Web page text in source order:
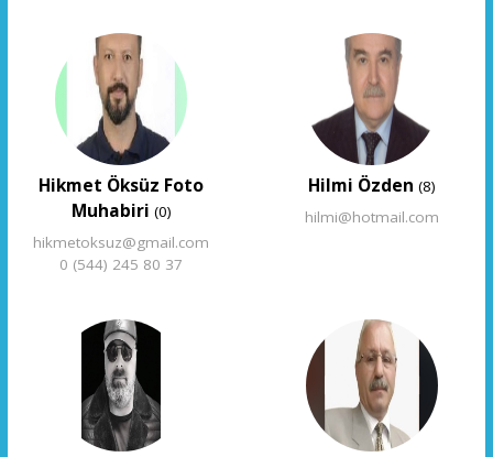
Hikmet Öksüz Foto
Muhabiri (0)
hikmetoksuz@gmail.com
0 (544) 245 80 37
Hilmi Özden (8)
hilmi@hotmail.com